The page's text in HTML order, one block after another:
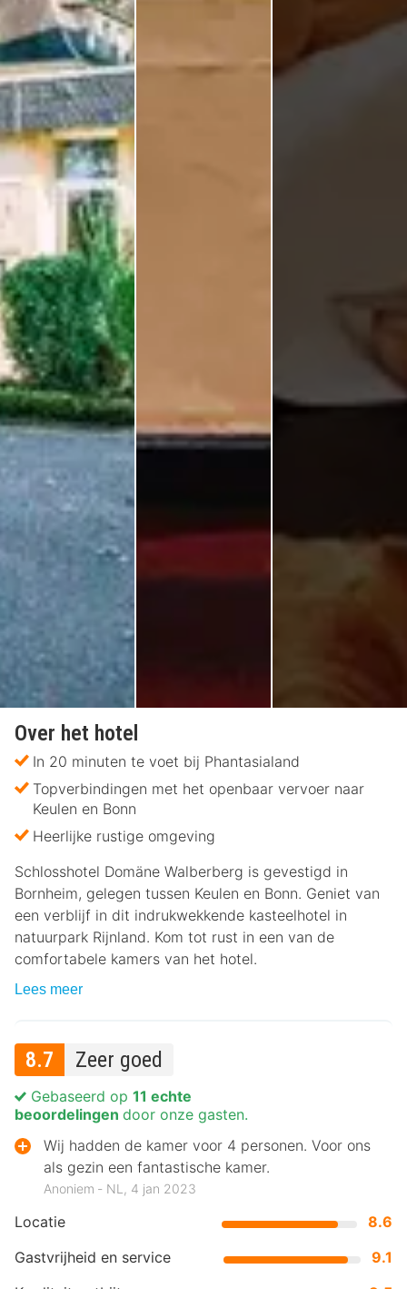
Over het hotel
In 20 minuten te voet bij Phantasialand
Topverbindingen met het openbaar vervoer naar
Keulen en Bonn
Heerlijke rustige omgeving
Schlosshotel Domäne Walberberg is gevestigd in
Bornheim, gelegen tussen Keulen en Bonn. Geniet van
een verblijf in dit indrukwekkende kasteelhotel in
natuurpark Rijnland. Kom tot rust in een van de
comfortabele kamers van het hotel.
Lees meer
8.7 Zeer goed
Locatie
8.6
Gastvrijheid en service
9.1
Gebaseerd op 11 echte
beoordelingen door onze gasten.
Wij hadden de kamer voor 4 personen. Voor ons
als gezin een fantastische kamer.
Anoniem ‐ NL, 4 jan 2023